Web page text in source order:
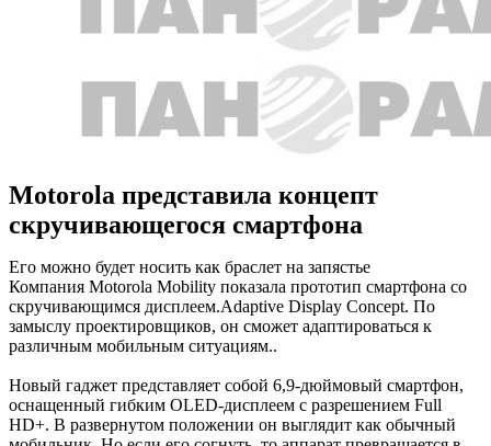
Motorola представила концепт
скручивающегося смартфона
Его можно будет носить как браслет на запястье
Компания Motorola Mobility показала прототип смартфона со
скручивающимся дисплеем.Adaptive Display Concept. По
замыслу проектировщиков, он сможет адаптироваться к
различным мобильным ситуациям..
Новый гаджет представляет собой 6,9-дюймовый смартфон,
оснащенный гибким OLED-дисплеем с разрешением Full
HD+. В развернутом положении он выглядит как обычный